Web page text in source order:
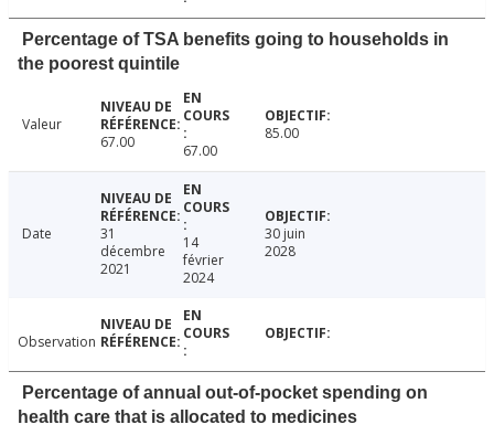
Percentage of TSA benefits going to households in
the poorest quintile
Valeur
67.00
67.00
85.00
Date
31
décembre
2021
14
février
2024
30 juin
2028
Observation
Percentage of annual out-of-pocket spending on
health care that is allocated to medicines